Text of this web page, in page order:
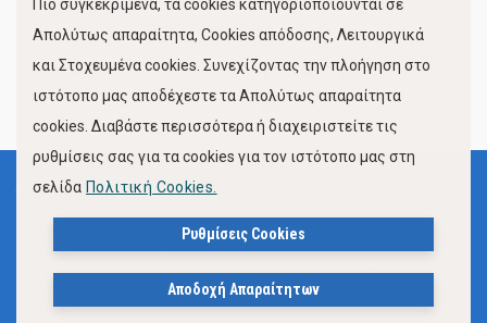
FOLLOW US
Όροι Χρήσης
Πολιτική Προστασίας Προσωπικών Δεδομένων
Πολιτική Cookies
Πιο συγκεκριμένα, τα cookies κατηγοριοποιούνται σε
Απολύτως απαραίτητα, Cookies απόδοσης, Λειτουργικά
και Στοχευμένα cookies. Συνεχίζοντας την πλοήγηση στο
ιστότοπο μας αποδέχεστε τα Απολύτως απαραίτητα
cookies. Διαβάστε περισσότερα ή διαχειριστείτε τις
ρυθμίσεις σας για τα cookies για τον ιστότοπο μας στη
σελίδα Πολιτική Cookies.
Ρυθμίσεις Cookies
Αποδοχή Απαραίτητων